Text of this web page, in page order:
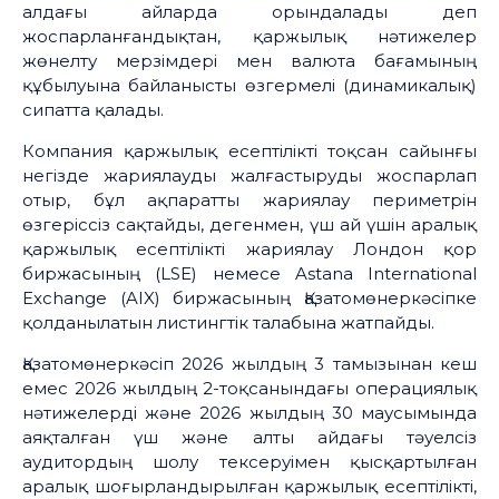
алдағы айларда орындалады деп
жоспарланғандықтан, қаржылық нәтижелер
жөнелту мерзімдері мен валюта бағамының
құбылуына байланысты өзгермелі (динамикалық)
сипатта қалады.
Компания қаржылық есептілікті тоқсан сайынғы
негізде жариялауды жалғастыруды жоспарлап
отыр, бұл ақпаратты жариялау периметрін
өзгеріссіз сақтайды, дегенмен, үш ай үшін аралық
қаржылық есептілікті жариялау Лондон қор
биржасының (LSE) немесе Astana International
Exchange (AIX) биржасының Қазатомөнеркәсіпке
қолданылатын листингтік талабына жатпайды.
Қазатомөнеркәсіп 2026 жылдың 3 тамызынан кеш
емес 2026 жылдың 2-тоқсанындағы операциялық
нәтижелерді және 2026 жылдың 30 маусымында
аяқталған үш және алты айдағы тәуелсіз
аудитордың шолу тексеруімен қысқартылған
аралық шоғырландырылған қаржылық есептілікті,